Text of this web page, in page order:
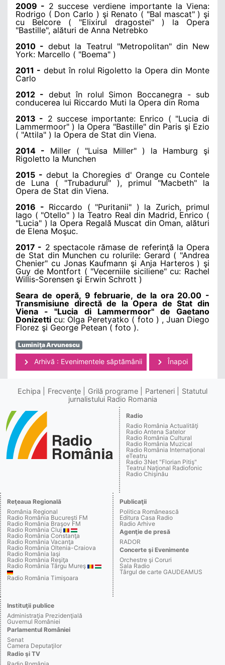
2009 - 2 succese verdiene importante la Viena:
Rodrigo ( Don Carlo ) şi Renato ( "Bal mascat" ) şi
cu Belcore ( "Elixirul dragostei" ) la Opera
"Bastille", alături de Anna Netrebko
2010 - debut la Teatrul "Metropolitan" din New
York: Marcello ( "Boema" )
2011 - debut în rolul Rigoletto la Opera din Monte
Carlo
2012 - debut în rolul Simon Boccanegra - sub
conducerea lui Riccardo Muti la Opera din Roma
2013 - 2 succese importante: Enrico ( "Lucia di
Lammermoor" ) la Opera "Bastille" din Paris şi Ezio
( "Attila" ) la Opera de Stat din Viena.
2014 -
Miller ( "Luisa Miller" ) la Hamburg şi
Rigoletto la Munchen
2015 - debut la Choregies d' Orange cu Contele
de Luna ( "Trubadurul" ), primul "Macbeth" la
Opera de Stat din Viena.
2016 - Riccardo ( "Puritanii" ) la Zurich, primul
Iago ( "Otello" ) la Teatro Real din Madrid, Enrico (
"Lucia" ) la Opera Regală Muscat din Oman, alături
de Elena Moşuc.
2017 - 2 spectacole rămase de referinţă la Opera
de Stat din Munchen cu rolurile: Gerard ( "Andrea
Chenier" cu Jonas Kaufmann şi Anja Harteros ) şi
Guy de Montfort ( "Vecerniile siciliene" cu: Rachel
Willis-Sorensen şi Erwin Schrott )
Seara de operă, 9 februarie, de la ora 20.00 -
Transmisiune directă de la Opera de Stat din
Viena - "Lucia di Lammermoor" de Gaetano
Donizetti cu: Olga Peretyatko ( foto ) , Juan Diego
Florez şi George Petean ( foto ).
Luminiţa Arvunescu
Arhivă : Evenimentele săptămânii Înapoi
Echipa Frecvenţe Grilă programe Parteneri
Statutul
jurnalistului Radio Romania
Radio
Radio România Actualităţi
Radio Antena Satelor
Radio România Cultural
Radio România Muzical
Radio România Internaţional
eTeatru
Radio 3Net "Florian Pitiş"
Teatrul Naţional Radiofonic
Radio Chişinău
Reţeaua Regională
România Regional
Radio România Bucureşti FM
Radio România Braşov FM
Radio România Cluj
Radio România Constanţa
Radio România Vacanţa
Radio România Oltenia-Craiova
Radio România Iaşi
Radio România Reşiţa
Radio România Târgu Mureş
Radio România Timişoara
Publicaţii
Politica Românească
Editura Casa Radio
Radio Arhive
Agenţie de presă
RADOR
Concerte şi Evenimente
Orchestre şi Coruri
Sala Radio
Târgul de carte GAUDEAMUS
Instituţii publice
Administraţia Prezidenţială
Guvernul României
Parlamentul României
Senat
Camera Deputaţilor
Radio şi TV